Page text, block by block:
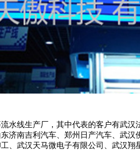
水线生产厂，其中代表的客户有武
济南吉利汽车、郑州日产汽车、武
、武汉天马微电子有限公司、武汉